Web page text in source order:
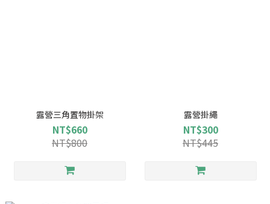
露營三角置物掛架
NT$660
NT$800
露營掛繩
NT$300
NT$445